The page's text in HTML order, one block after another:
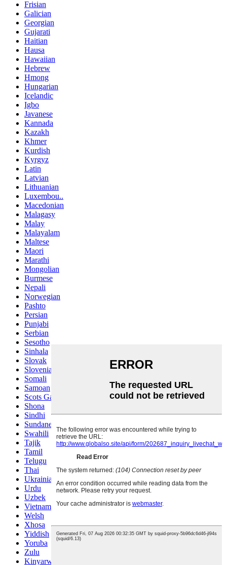
Frisian
Galician
Georgian
Gujarati
Haitian
Hausa
Hawaiian
Hebrew
Hmong
Hungarian
Icelandic
Igbo
Javanese
Kannada
Kazakh
Khmer
Kurdish
Kyrgyz
Latin
Latvian
Lithuanian
Luxembou..
Macedonian
Malagasy
Malay
Malayalam
Maltese
Maori
Marathi
Mongolian
Burmese
Nepali
Norwegian
Pashto
Persian
Punjabi
Serbian
Sesotho
Sinhala
Slovak
Slovenian
Somali
Samoan
Scots Gaelic
Shona
Sindhi
Sundanese
Swahili
Tajik
Tamil
Telugu
Thai
Ukrainian
Urdu
Uzbek
Vietnamese
Welsh
Xhosa
Yiddish
Yoruba
Zulu
Kinyarwanda